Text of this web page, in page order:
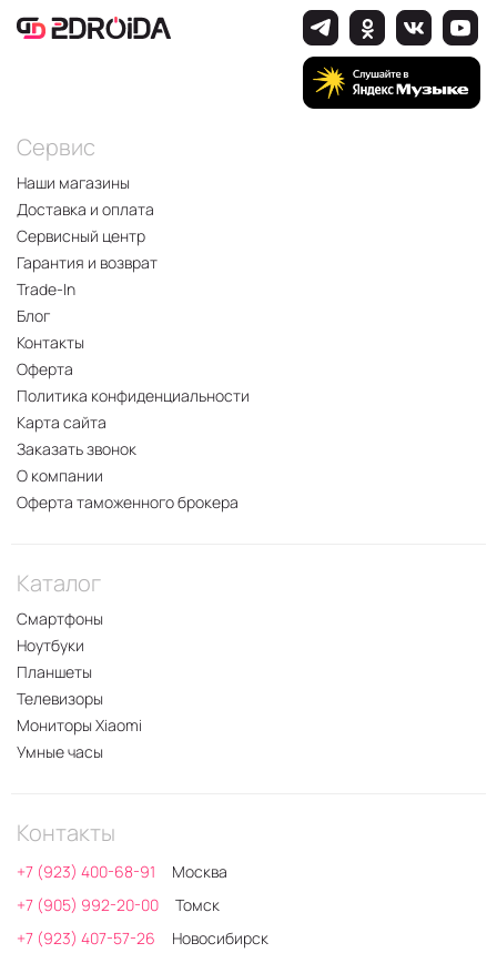
Сервис
Наши магазины
Доставка и оплата
Сервисный центр
Гарантия и возврат
Trade-In
Блог
Контакты
Оферта
Политика конфиденциальности
Карта сайта
Заказать звонок
О компании
Оферта таможенного брокера
Каталог
Смартфоны
Ноутбуки
Планшеты
Телевизоры
Мониторы Xiaomi
Умные часы
Контакты
+7 (923) 400-68-91
Москва
+7 (905) 992-20-00
Томск
+7 (923) 407-57-26
Новосибирск